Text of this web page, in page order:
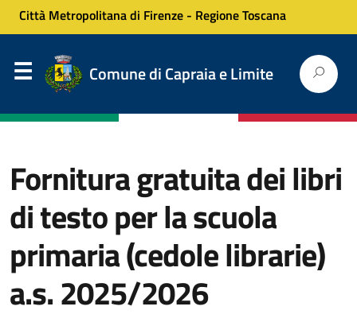
Città Metropolitana di Firenze - Regione Toscana
Comune di Capraia e Limite
Fornitura gratuita dei libri
di testo per la scuola
primaria (cedole librarie)
a.s. 2025/2026